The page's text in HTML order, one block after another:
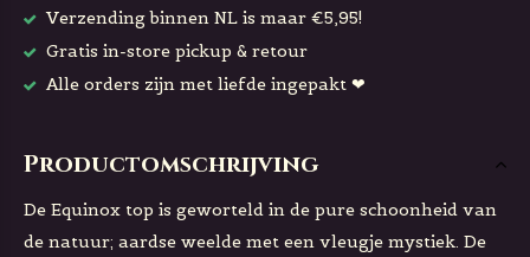
Verzending binnen NL is maar €5,95!
Gratis in-store pickup & retour
Alle orders zijn met liefde ingepakt ❤
Productomschrijving
De Equinox top is geworteld in de pure schoonheid van
de natuur; aardse weelde met een vleugje mystiek. De